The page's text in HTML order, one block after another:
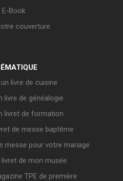
E-Book
couverture
livre de cuisine
livre de généalogie
livret de formation
de messe baptême
messe pour votre mariage
de mon musée
TPE de première